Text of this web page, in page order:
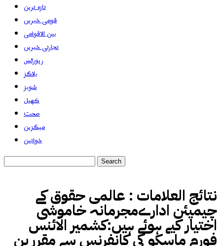
تازہ ترین
قومی خبریں
بین الاقوامی
تجارتی خبریں
رپورٹس
بلاگز
شوبز
کھیل
صحت
میگزین
خواتین
نتائج العلامات : عالمی حقوق کے
چیمپئن ادارےمجرمانہ خاموشی
اختیار کیے ہوئے ہیں:کشمیر الائنس
فورم ماسکو کی کانفرنس سے مقررین